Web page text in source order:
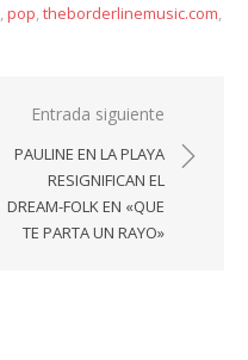
,pop,theborderlinemusic.com,
Entrada siguiente
PAULINE EN LA PLAYA
RESIGNIFICAN EL
DREAM-FOLK EN «QUE
TE PARTA UN RAYO»